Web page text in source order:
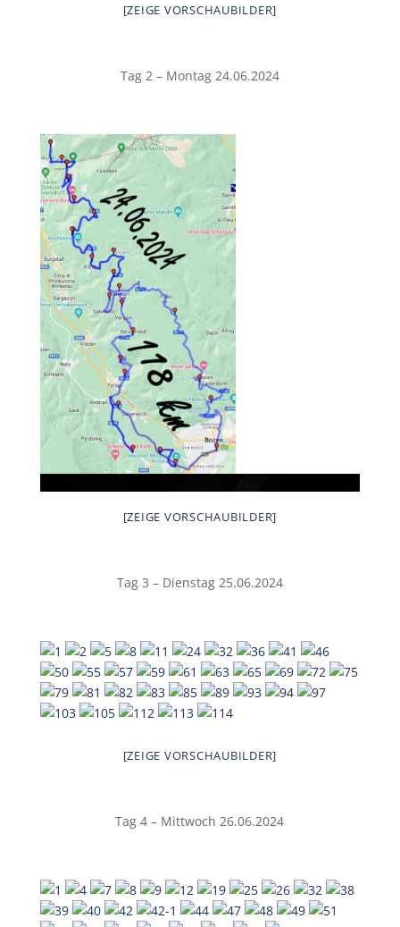
[ZEIGE VORSCHAUBILDER]
Tag 2 – Montag 24.06.2024
[ZEIGE VORSCHAUBILDER]
Tag 3 – Dienstag 25.06.2024
[ZEIGE VORSCHAUBILDER]
Tag 4 – Mittwoch 26.06.2024